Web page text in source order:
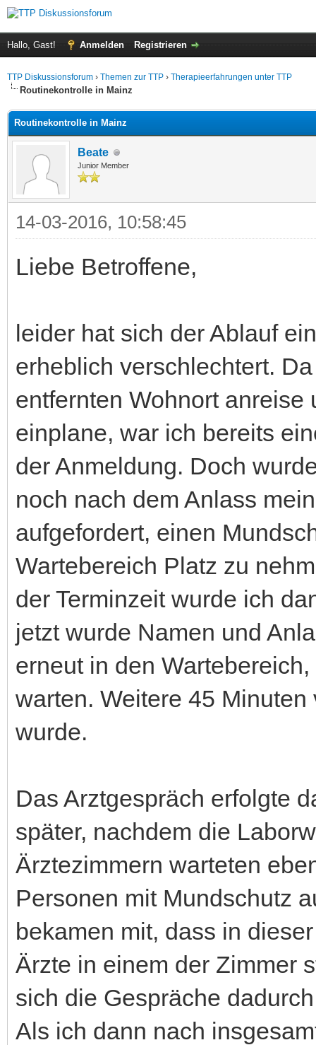
Hallo, Gast! Anmelden Registrieren
TTP Diskussionsforum › Themen zur TTP › Therapieerfahrungen unter TTP
Routinekontrolle in Mainz
Routinekontrolle in Mainz
Beate
Junior Member
14-03-2016, 10:58:45
Liebe Betroffene,
leider hat sich der Ablauf
erheblich verschlechtert.
entfernten Wohnort
einplane, war ich bereits
der Anmeldung. Doch
noch nach dem Anlass
aufgefordert, einen
Wartebereich Platz zu
der Terminzeit wurde ich
jetzt wurde Namen und
erneut in den
warten. Weitere 45
wurde.
Das Arztgespräch erfolgte
später, nachdem die
Ärztezimmern warteten
Personen mit Mundschutz
bekamen mit, dass in
Ärzte in einem der Zimmer
sich die Gespräche
Als ich dann nach